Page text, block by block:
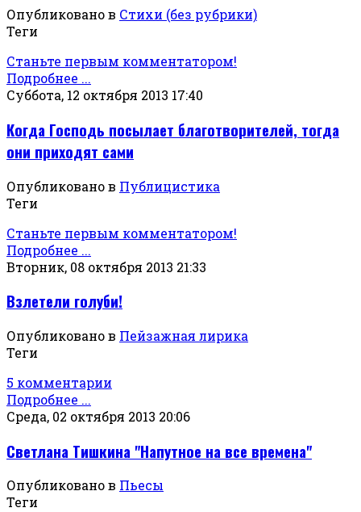
Опубликовано в Стихи (без рубрики)
Теги
Станьте первым комментатором!
Подробнее ...
Суббота, 12 октября 2013 17:40
Когда Господь посылает благотворителей, тогда
они приходят сами
Опубликовано в Публицистика
Теги
Станьте первым комментатором!
Подробнее ...
Вторник, 08 октября 2013 21:33
Взлетели голуби!
Опубликовано в Пейзажная лирика
Теги
5 комментарии
Подробнее ...
Среда, 02 октября 2013 20:06
Светлана Тишкина "Напутное на все времена"
Опубликовано в Пьесы
Теги